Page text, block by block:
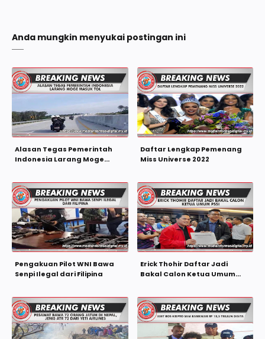
Anda mungkin menyukai postingan ini
Alasan Tegas Pemerintah
Indonesia Larang Moge
Daftar Lengkap Pemenang
Miss Universe 2022
Pengakuan Pilot WNI Bawa
Senpi Ilegal dari Filipina
Erick Thohir Daftar Jadi
Bakal Calon Ketua Umum